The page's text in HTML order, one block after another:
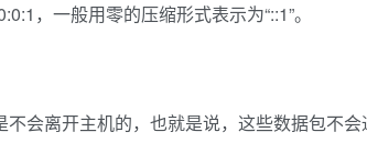
，一般用零的压缩形式表示为“::1”。
会离开主机的，也就是说，这些数据包不会